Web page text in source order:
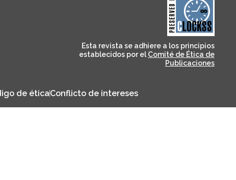
CLOCKSS is a dak archive
that ensures the long-
term survival of web-
based scholary
publications, governed by
Esta revista se adhiere a los principios
establecidos por el Comité de Ética de
Publicaciones
de éticaConflicto de intereses